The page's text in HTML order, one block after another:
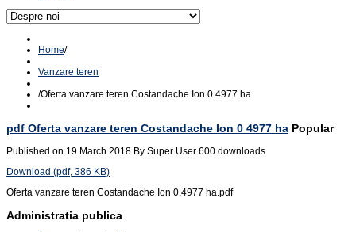
Home/
Vanzare teren
/Oferta vanzare teren Costandache Ion 0 4977 ha
pdf Oferta vanzare teren Costandache Ion 0 4977 ha Popular
Published on 19 March 2018 By Super User 600 downloads
Download (pdf, 386 KB)
Oferta vanzare teren Costandache Ion 0.4977 ha.pdf
Administratia publica